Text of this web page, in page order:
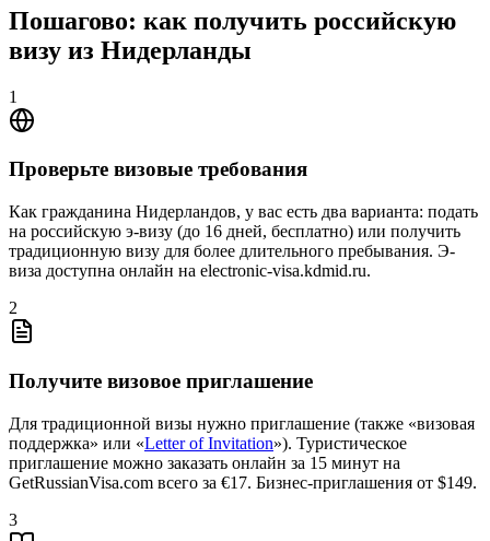
Пошагово: как получить российскую
визу из Нидерланды
1
Проверьте визовые требования
Как гражданина Нидерландов, у вас есть два варианта: подать
на российскую э-визу (до 16 дней, бесплатно) или получить
традиционную визу для более длительного пребывания. Э-
виза доступна онлайн на electronic-visa.kdmid.ru.
2
Получите визовое приглашение
Для традиционной визы нужно приглашение (также «визовая
поддержка» или «Letter of Invitation»). Туристическое
приглашение можно заказать онлайн за 15 минут на
GetRussianVisa.com всего за €17. Бизнес-приглашения от $149.
3